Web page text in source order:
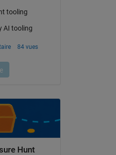
Hunt